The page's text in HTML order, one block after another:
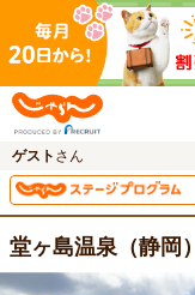
ゲスト さん
堂ヶ島温泉（静岡